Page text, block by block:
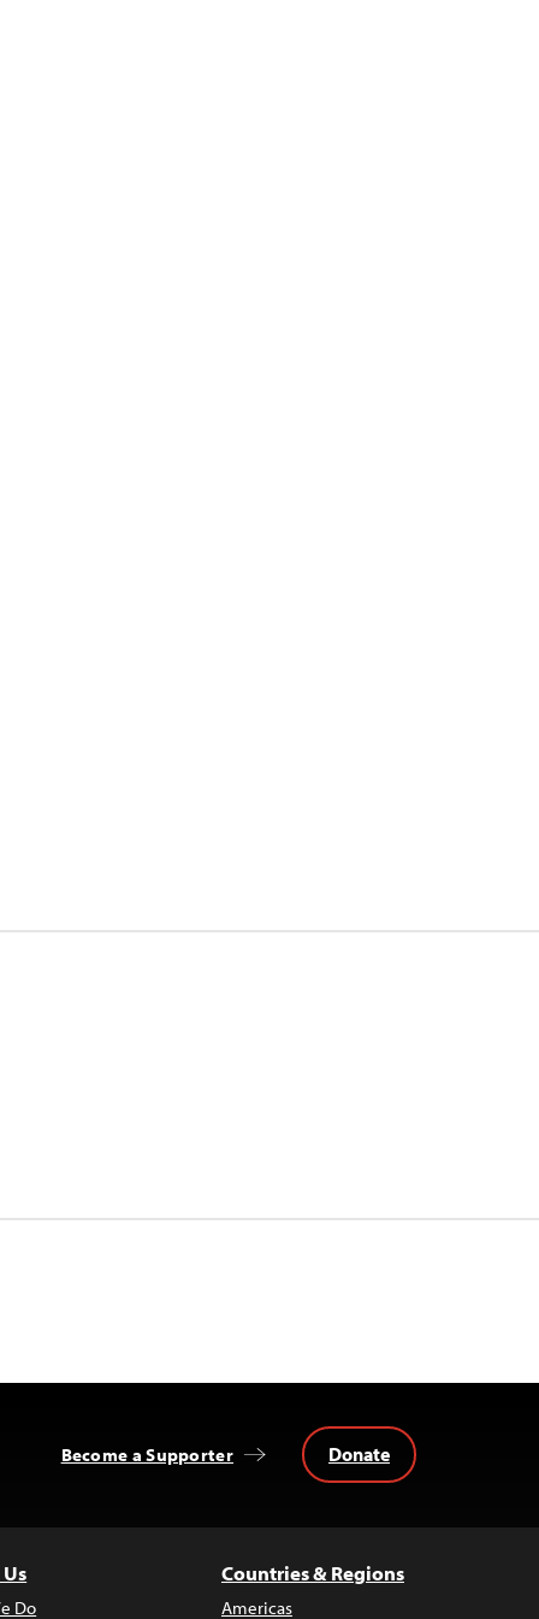
Become a Supporter Donate
Do
Countries & Regions
Americas